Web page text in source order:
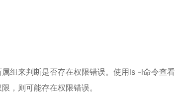
组来判断是否存在权限错误。使用ls -l命令查看
，则可能存在权限错误。